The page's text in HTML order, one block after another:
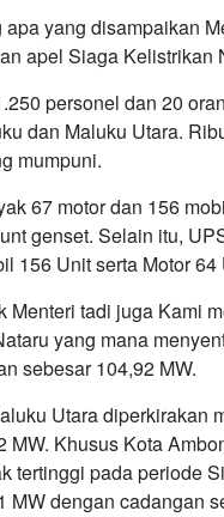
apa yang disampaikan
apel Siaga Kelistrikan
personel dan 20
dan Maluku Utara.
mumpuni.
67 motor dan 156
genset. Selain itu,
156 Unit serta Motor 64
Menteri tadi juga Kami
yang mana
sebesar 104,92 MW.
Utara diperkirakan
MW. Khusus Kota
tertinggi pada periode
MW dengan cadangan